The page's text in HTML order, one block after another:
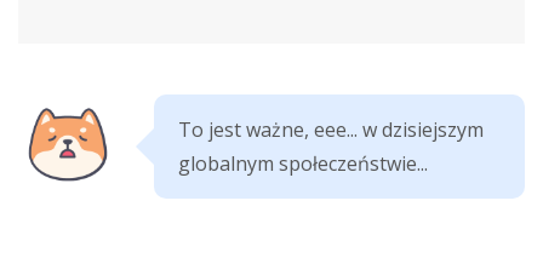
To jest ważne, eee... w dzisiejszym
globalnym społeczeństwie...